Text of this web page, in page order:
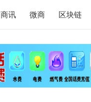
商讯 微商 区块链